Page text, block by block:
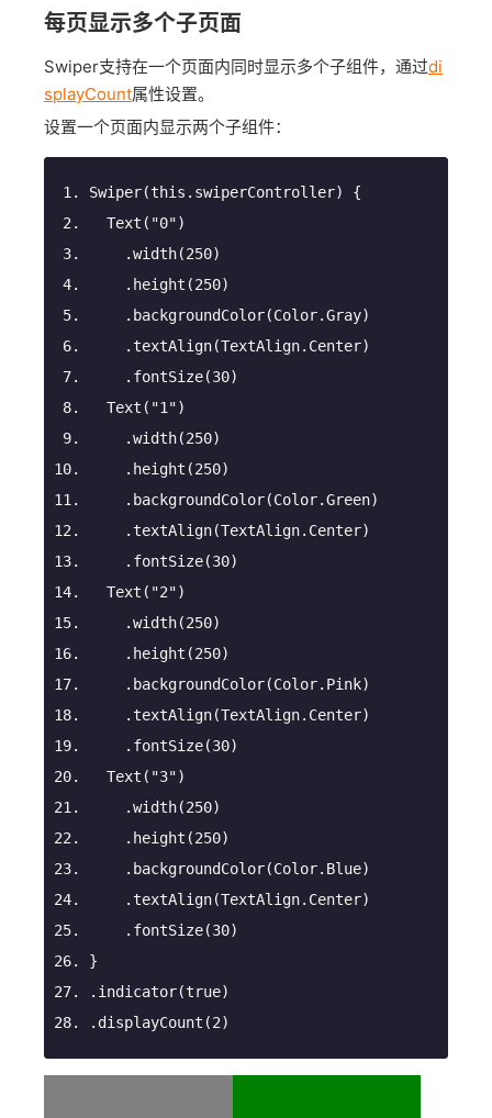
每页显示多个子页面
Swiper支持在一个页面内同时显示多个子组件，通过di
splayCount属性设置。
设置一个页面内显示两个子组件：
Swiper(this.swiperController) {
Text ( "0")
.width(250)
.height (250)
.backgroundColor(Color.Gray)
.textAlign(TextAlign.Center)
.fontSize(30)
Text ( "1")
.width(250)
.height (250)
.backgroundColor(Color.Green)
.textAlign(TextAlign.Center)
.fontSize(30)
Text ( "2")
.width(250)
.height (250)
.backgroundColor(Color.Pink)
.textAlign(TextAlign.Center)
.fontSize(30)
Text ( "3")
.width(250)
.height (250)
.backgroundColor(Color.Blue)
.textAlign(TextAlign.Center)
.fontSize(30)
}
.indicator(true)
.displayCount (2)